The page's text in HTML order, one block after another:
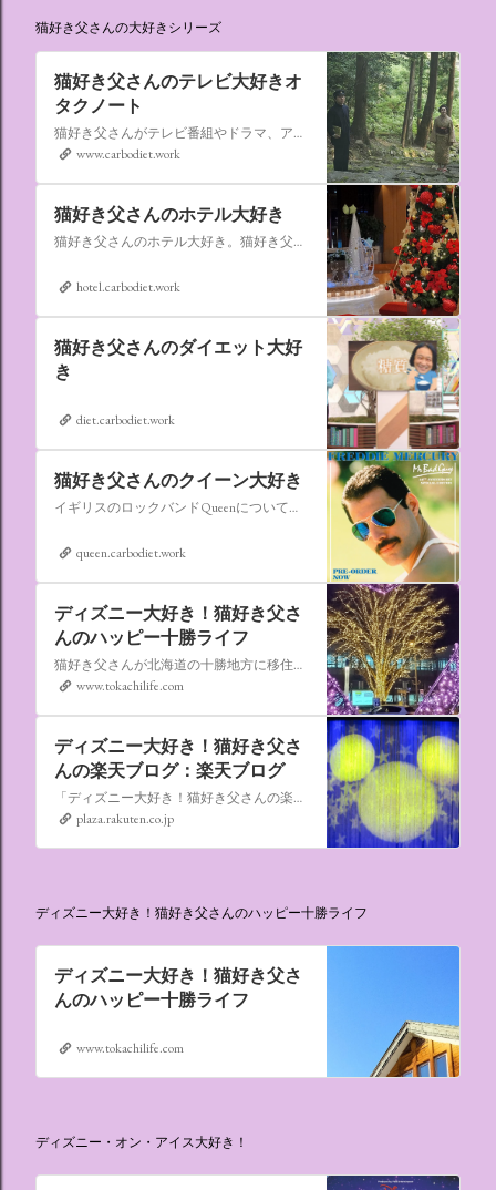
猫好き父さんの大好きシリーズ
猫好き父さんのテレビ大好きオ
タクノート
猫好き父さんがテレビ番組やドラマ、アニメ、特撮ヒーロー,そしてダイエットについて書いたブログです。
www.carbodiet.work
猫好き父さんのホテル大好き
猫好き父さんのホテル大好き。猫好き父さんが宿泊したホテルの情報を徒然なるままに書いていきます。
hotel.carbodiet.work
猫好き父さんのダイエット大好
き
diet.carbodiet.work
猫好き父さんのクイーン大好き
イギリスのロックバンドQueenについての情報をアップします。
queen.carbodiet.work
ディズニー大好き！猫好き父さ
んのハッピー十勝ライフ
猫好き父さんが北海道の十勝地方に移住しました。なれない北海道の暮らしについてお伝えします。
www.tokachilife.com
ディズニー大好き！猫好き父さ
んの楽天ブログ：楽天ブログ
「ディズニー大好き！猫好き父さんの楽天ブログ」にようこそ！ いろんなブログサービスが廃止になるなか満を持して楽天ブログをはじめようと思います。 よろしくお願いいたします。
plaza.rakuten.co.jp
ディズニー大好き！猫好き父さんのハッピー十勝ライフ
ディズニー大好き！猫好き父さ
んのハッピー十勝ライフ
www.tokachilife.com
ディズニー・オン・アイス大好き！